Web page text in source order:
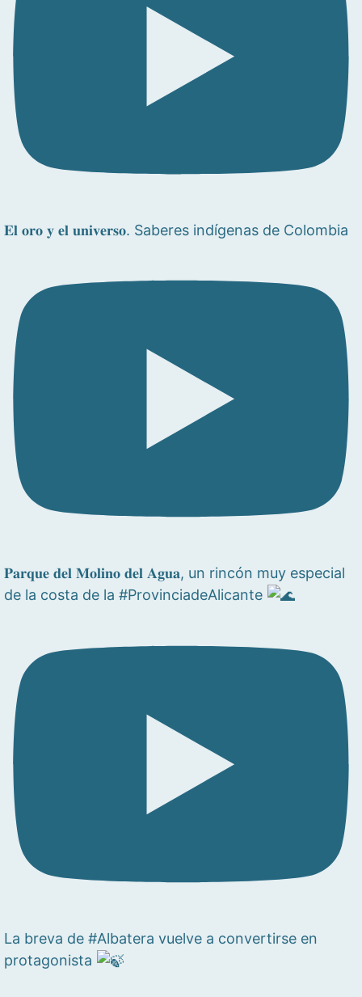
𝐄𝐥 𝐨𝐫𝐨 𝐲 𝐞𝐥 𝐮𝐧𝐢𝐯𝐞𝐫𝐬𝐨. Saberes indígenas de Colombia
𝐏𝐚𝐫𝐪𝐮𝐞 𝐝𝐞𝐥 𝐌𝐨𝐥𝐢𝐧𝐨 𝐝𝐞𝐥 𝐀𝐠𝐮𝐚, un rincón muy especial
de la costa de la #ProvinciadeAlicante
La breva de #Albatera vuelve a convertirse en
protagonista